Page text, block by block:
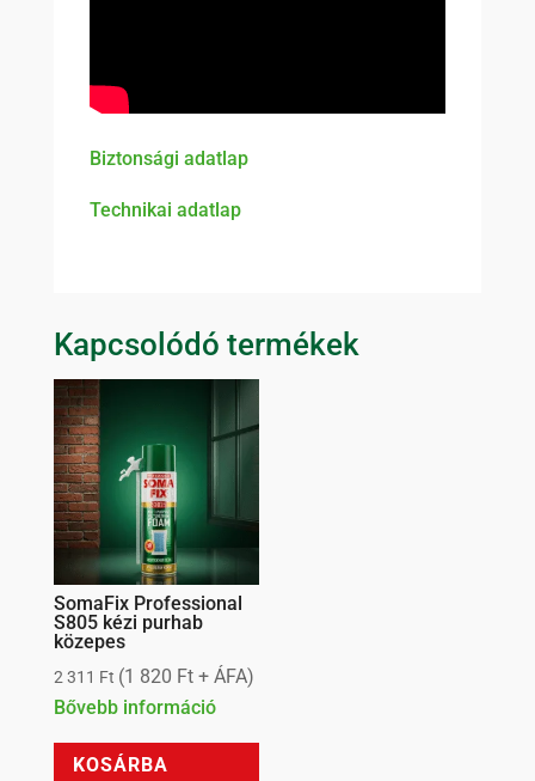
Biztonsági adatlap
Technikai adatlap
Kapcsolódó termékek
SomaFix Professional
S805 kézi purhab
közepes
2 311 Ft (1 820 Ft+ ÁFA)
Bővebb információ
KOSÁRBA